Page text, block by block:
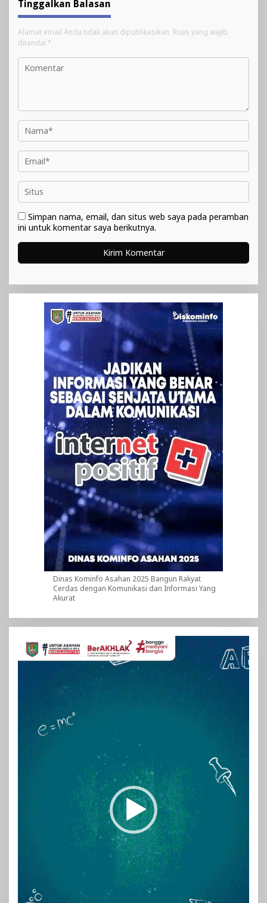
Tinggalkan Balasan
Alamat email Anda tidak akan dipublikasikan. Ruas yang wajib
ditandai *
Simpan nama, email, dan situs web saya pada peramban
ini untuk komentar saya berikutnya.
Dinas Kominfo Asahan 2025 Bangun Rakyat
Cerdas dengan Komunikasi dan Informasi Yang
Akurat
Pemutar
Video